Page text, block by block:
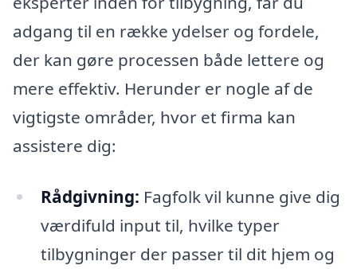
adgang til en række ydelser og fordele,
der kan gøre processen både lettere og
mere effektiv. Herunder er nogle af de
vigtigste områder, hvor et firma kan
assistere dig:
Rådgivning: Fagfolk vil kunne give dig
værdifuld input til, hvilke typer
tilbygninger der passer til dit hjem og